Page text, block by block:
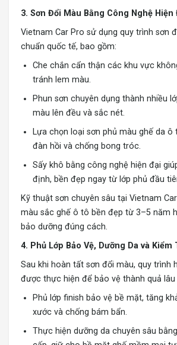
3. Sơn Đổi Màu Bằng Công Nghệ Hiện
Vietnam Car Pro sử dụng quy trình sơn
chuẩn quốc tế, bao gồm:
Che chắn cẩn thận các khu vực
tránh lem màu.
Phun sơn chuyên dụng thành nhiều
màu lên đều và sắc nét.
Lựa chọn loại sơn phủ màu ghế da
đàn hồi và chống bong tróc.
Sấy khô bằng công nghệ hiện đại
định, bền đẹp ngay từ lớp phủ đầu
Kỹ thuật sơn chuyên sâu tại Vietnam
màu sắc ghế ô tô bền đẹp từ 3–5 năm
bảo dưỡng đúng cách.
4. Phủ Lớp Bảo Vệ, Dưỡng Da và Kiểm
Sau khi hoàn tất sơn đổi màu, quy trình
được thực hiện để bảo vệ thành quả lâu
Phủ lớp finish bảo vệ bề mặt, tăng
xước và chống bám bẩn.
Thực hiện dưỡng da chuyên sâu